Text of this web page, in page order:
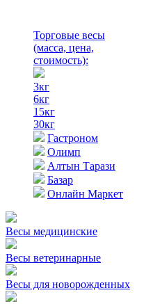
Торговые весы
(масса, цена,
стоимость):
3кг
6кг
15кг
30кг
Гастроном
Олимп
Алтын Тарази
Базар
Онлайн Маркет
Весы медицинские
Весы ветеринарные
Весы для новорожденных